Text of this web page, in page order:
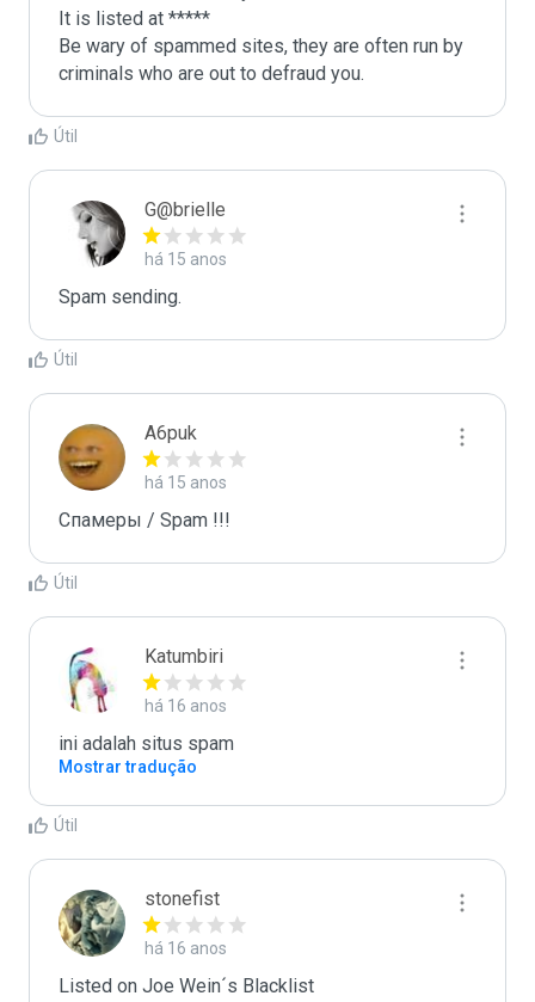
It is listed at *****
Be wary of spammed sites, they are often run by
criminals who are out to defraud you.
Útil
G@brielle
há 15 anos
Spam sending.
Útil
A6puk
há 15 anos
Спамеры / Spam !!!
Útil
Katumbiri
há 16 anos
ini adalah situs spam
Mostrar tradução
Útil
stonefist
há 16 anos
Listed on Joe Wein´s Blacklist